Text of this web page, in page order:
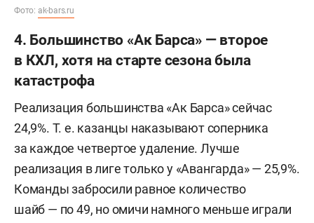
Фото: ak-bars.ru
4. Большинство «Ак Барса» — второе
в КХЛ, хотя на старте сезона была
катастрофа
Реализация большинства «Ак Барса» сейчас
24,9%. Т. е. казанцы наказывают соперника
за каждое четвертое удаление. Лучше
реализация в лиге только у «Авангарда» — 25,9%.
Команды забросили равное количество
шайб — по 49, но омичи намного меньше играли